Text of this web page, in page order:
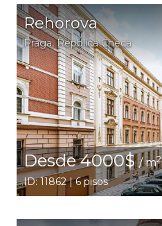
Rehorova
Praga, Repblica Checa
Desde 4000$/ m2
ID: 11862 | 6 pisos